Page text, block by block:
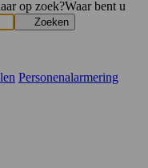
op zoek?Waar bent u
Zoeken
Personenalarmering